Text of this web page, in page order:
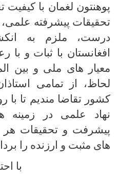
پوهنتون لغمان با
تحقیقات پیشرفته علمی،
درست، ملزم به
افغانستان با ثبات و
معیار های ملی و بین
لحاظ، از تمامی
کشور تقاضا مندیم تا با
نهاد علمی در
پیشرفت و تحقیقات
های مثبت و ارزنده را
با